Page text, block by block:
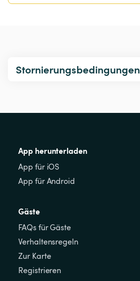
Stornierungsbedingungen
App herunterladen
App für iOS
App für Android
Gäste
FAQs für Gäste
Verhaltensregeln
Zur Karte
Registrieren